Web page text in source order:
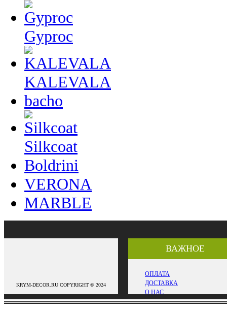
Gyproc
KALEVALA
bacho
Silkcoat
Boldrini
VERONA
MARBLE
KRYM-DECOR.RU COPYRIGHT © 2024
ВАЖНОЕ
ОПЛАТА
ДОСТАВКА
О НАС